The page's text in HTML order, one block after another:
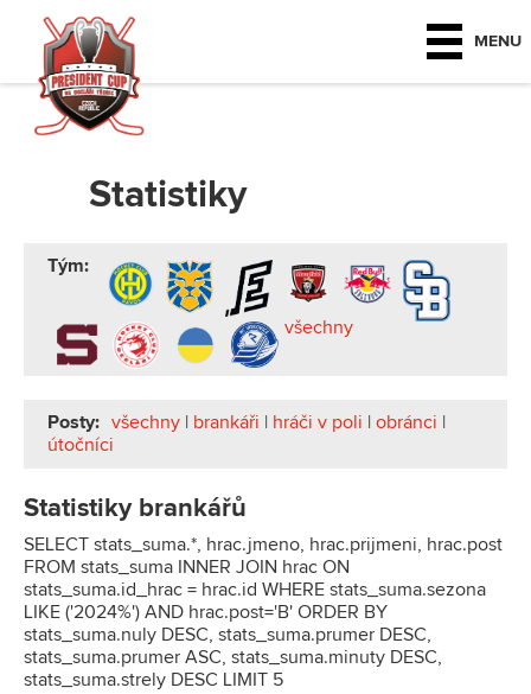
MENU
Statistiky
Tým:
všechny
Posty: všechny | brankáři | hráči v poli | obránci |
útočníci
Statistiky brankářů
SELECT stats_suma.*, hrac.jmeno, hrac.prijmeni, hrac.post
FROM stats_suma INNER JOIN hrac ON
stats_suma.id_hrac = hrac.id WHERE stats_suma.sezona
LIKE ('2024%') AND hrac.post='B' ORDER BY
stats_suma.nuly DESC, stats_suma.prumer DESC,
stats_suma.prumer ASC, stats_suma.minuty DESC,
stats_suma.strely DESC LIMIT 5